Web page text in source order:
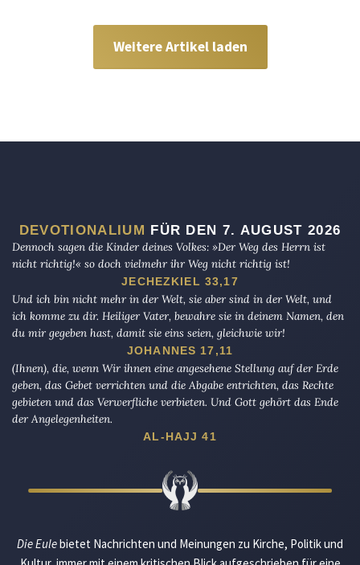
Weitere Artikel laden
DEVOTIONALIUM FÜR DEN 7. AUGUST 2026
Dennoch sagen die Kinder deines Volkes: »Der Weg des Herrn ist
nicht richtig!« so doch vielmehr ihr Weg nicht richtig ist!
JECHEZKIEL 33,17
Und ich bin nicht mehr in der Welt, sie aber sind in der Welt, und
ich komme zu dir. Heiliger Vater, bewahre sie in deinem Namen, den
du mir gegeben hast, damit sie eins seien, gleichwie wir!
JOHANNES 17,11
(Ihnen), die, wenn Wir ihnen eine angesehene Stellung auf der Erde
geben, das Gebet verrichten und die Abgabe entrichten, das Rechte
gebieten und das Verwerfliche verbieten. Und Gott gehört das Ende
der Angelegenheiten.
AL-HAJJ 41
Die Eulebietet Nachrichten und Meinungen zu Kirche, Politik und